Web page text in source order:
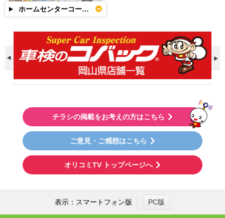
ホームセンターコーナン
チラシの掲載をお考えの方はこちら
ご意見・ご感想はこちら
オリコミTV トップページへ
表示：スマートフォン版 PC版